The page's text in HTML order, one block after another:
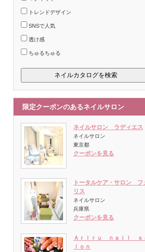
トレンドデザイン
SNSで人気
透け感
ちゅるちゅる
限定クーポンのあるネイルサロン
ネイルサロン ラディエス
ネイルサロン
東京都
クーポンを見る
トータルケア・サロン フ
リス
ネイルサロン
兵庫県
クーポンを見る
Ａｒｉｒｕ ｎａｉｌ ｓ
ｌｏｎ